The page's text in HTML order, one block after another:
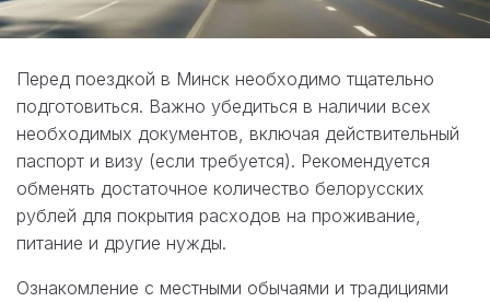
Перед поездкой в Минск необходимо тщательно
подготовиться. Важно убедиться в наличии всех
необходимых документов, включая действительный
паспорт и визу (если требуется). Рекомендуется
обменять достаточное количество белорусских
рублей для покрытия расходов на проживание,
питание и другие нужды.
Ознакомление с местными обычаями и традициями